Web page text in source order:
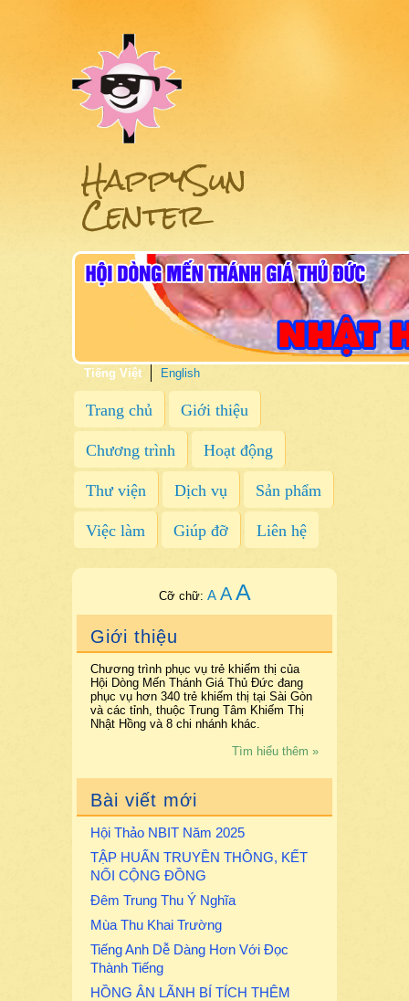
HappySun
Center
Tiếng Việt English
Trang chủ Giới thiệu
Chương trình Hoạt động
Thư viện Dịch vụ Sản phẩm
Việc làm Giúp đỡ Liên hệ
Cỡ chữ: A A A
Giới thiệu
Chương trình phục vụ trẻ khiếm thị của
Hội Dòng Mến Thánh Giá Thủ Đức đang
phục vụ hơn 340 trẻ khiếm thị tại Sài Gòn
và các tỉnh, thuộc Trung Tâm Khiếm Thị
Nhật Hồng và 8 chi nhánh khác.
Tìm hiểu thêm »
Bài viết mới
Hội Thảo NBIT Năm 2025
TẬP HUẤN TRUYỀN THÔNG, KẾT
NỐI CỘNG ĐỒNG
Đêm Trung Thu Ý Nghĩa
Mùa Thu Khai Trường
Tiếng Anh Dễ Dàng Hơn Với Đọc
Thành Tiếng
HỒNG ÂN LÃNH BÍ TÍCH THÊM